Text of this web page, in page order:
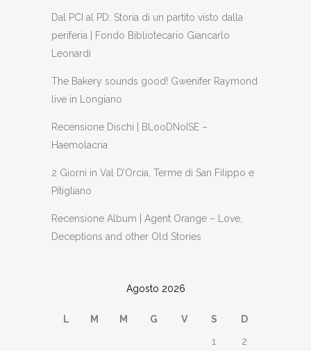
Dal PCI al PD: Storia di un partito visto dalla
periferia | Fondo Bibliotecario Giancarlo
Leonardi
The Bakery sounds good! Gwenifer Raymond
live in Longiano
Recensione Dischi | BLooDNoISE –
Haemolacria
2 Giorni in Val D’Orcia, Terme di San Filippo e
Pitigliano
Recensione Album | Agent Orange – Love,
Deceptions and other Old Stories
Agosto 2026
L M M G V S
D
1
2